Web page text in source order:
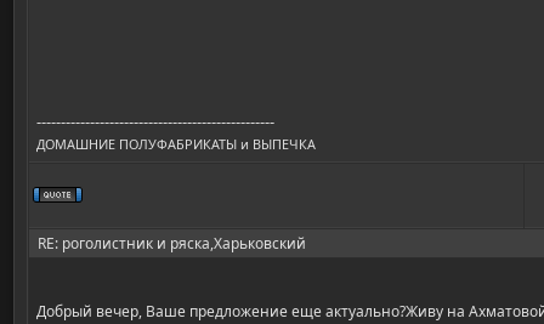
-------------------------------------------------
ДОМАШНИЕ ПОЛУФАБРИКАТЫ и ВЫПЕЧКА
RE: роголистник и ряска,Харьковский
Добрый вечер, Ваше предложение еще актуально?Живу на